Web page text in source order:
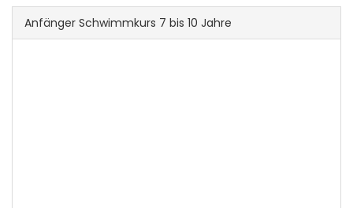
Anfänger Schwimmkurs 7 bis 10 Jahre